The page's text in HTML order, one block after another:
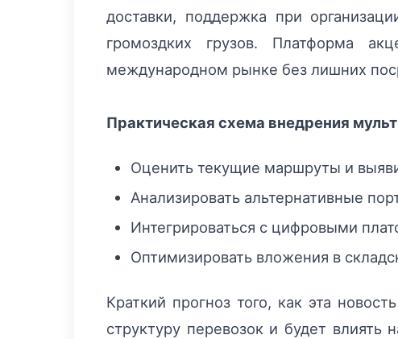
доставки, поддержка при
громоздких грузов. Платформа
международном рынке без лишних
Практическая схема внедрения
Оценить текущие маршруты и
Анализировать альтернативные
Интегрироваться с цифровыми
Оптимизировать вложения в
Краткий прогноз того, как эта
структуру перевозок и будет